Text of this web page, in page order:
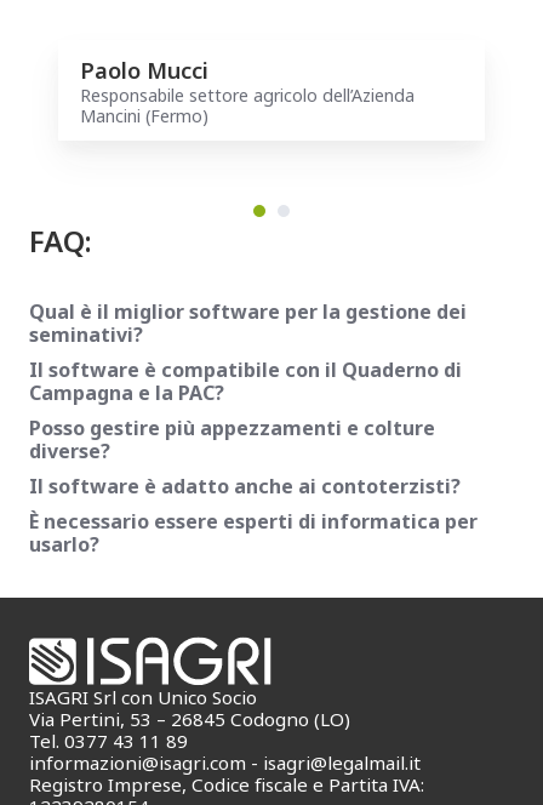
Paolo Mucci
Responsabile settore agricolo dell’Azienda
Mancini (Fermo)
FAQ:
Qual è il miglior software per la gestione dei
seminativi?
Il software è compatibile con il Quaderno di
Campagna e la PAC?
Posso gestire più appezzamenti e colture
diverse?
Il software è adatto anche ai contoterzisti?
È necessario essere esperti di informatica per
usarlo?
ISAGRI Srl con Unico Socio
Via Pertini, 53 – 26845 Codogno (LO)
Tel. 0377 43 11 89
informazioni@isagri.com - isagri@legalmail.it
Registro Imprese, Codice fiscale e Partita IVA: